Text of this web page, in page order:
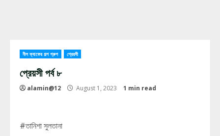
নীল ক্যাফের গল্প গ্রুপ প্রেয়সী
প্রেয়সী পর্ব ৮
alamin@12 August 1, 2023 1 min read
#তানিশা সুলতানা